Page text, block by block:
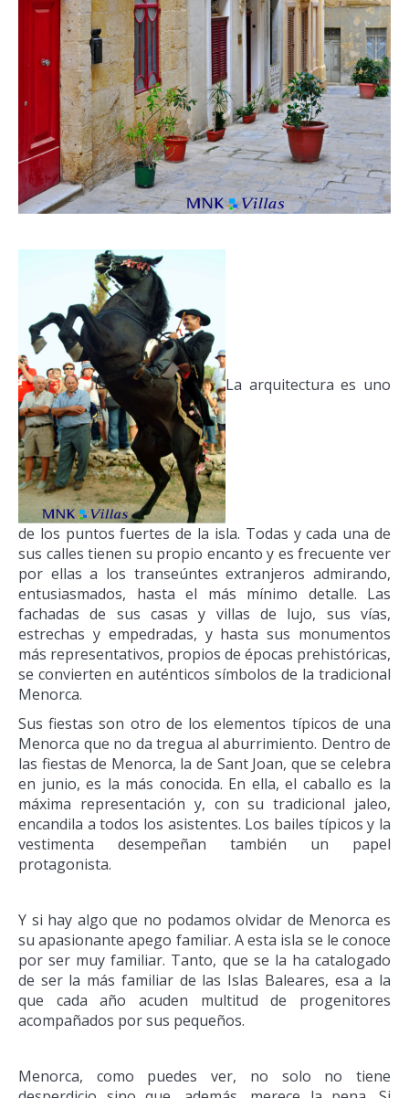
La arquitectura es uno
de los puntos fuertes de la isla. Todas y cada una de
sus calles tienen su propio encanto y es frecuente ver
por ellas a los transeúntes extranjeros admirando,
entusiasmados, hasta el más mínimo detalle. Las
fachadas de sus casas y villas de lujo, sus vías,
estrechas y empedradas, y hasta sus monumentos
más representativos, propios de épocas prehistóricas,
se convierten en auténticos símbolos de la tradicional
Menorca.
Sus fiestas son otro de los elementos típicos de una
Menorca que no da tregua al aburrimiento. Dentro de
las fiestas de Menorca, la de Sant Joan, que se celebra
en junio, es la más conocida. En ella, el caballo es la
máxima representación y, con su tradicional jaleo,
encandila a todos los asistentes. Los bailes típicos y la
vestimenta desempeñan también un papel
protagonista.
Y si hay algo que no podamos olvidar de Menorca es
su apasionante apego familiar. A esta isla se le conoce
por ser muy familiar. Tanto, que se la ha catalogado
de ser la más familiar de las Islas Baleares, esa a la
que cada año acuden multitud de progenitores
acompañados por sus pequeños.
Menorca, como puedes ver, no solo no tiene